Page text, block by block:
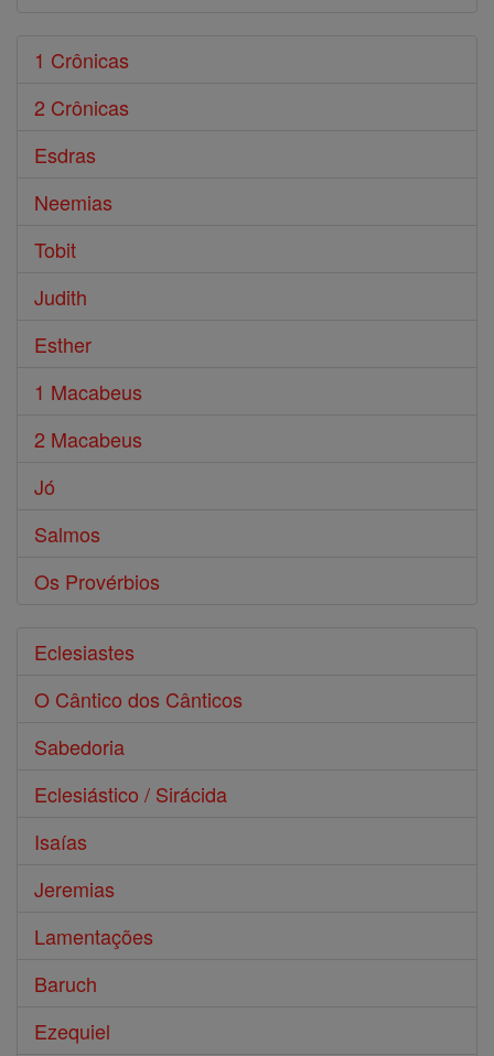
1 Crônicas
2 Crônicas
Esdras
Neemias
Tobit
Judith
Esther
1 Macabeus
2 Macabeus
Jó
Salmos
Os Provérbios
Eclesiastes
O Cântico dos Cânticos
Sabedoria
Eclesiástico / Sirácida
Isaías
Jeremias
Lamentações
Baruch
Ezequiel